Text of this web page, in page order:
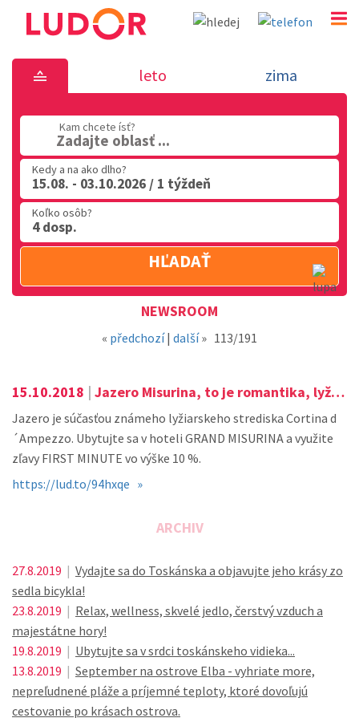
Novinka 15.10.2018 - dovolenka v
02 2063 3182
leto zima
Kam chcete ísť?
Zadajte oblasť ...
Kedy a na ako dlho?
15.08. - 03.10.2026 / 1 týždeň
Koľko osôb?
4 dosp.
HĽADAŤ
NEWSROOM
« předchozí| další» 113/191
15.10.2018 | Jazero Misurina, to je romantika, lyžovanie, pohoda, relax a pokoj...
Jazero je súčasťou známeho lyžiarskeho strediska Cortina d
´Ampezzo. Ubytujte sa v hoteli GRAND MISURINA a využite
zľavy FIRST MINUTE vo výške 10 %.
https://lud.to/94hxqe »
ARCHIV
27.8.2019 | Vydajte sa do Toskánska a objavujte jeho krásy zo
sedla bicykla!
23.8.2019 | Relax, wellness, skvelé jedlo, čerstvý vzduch a
majestátne hory!
19.8.2019 | Ubytujte sa v srdci toskánskeho vidieka...
13.8.2019 | September na ostrove Elba - vyhriate more,
nepreľudnené pláže a príjemné teploty, ktoré dovoľujú
cestovanie po krásach ostrova.